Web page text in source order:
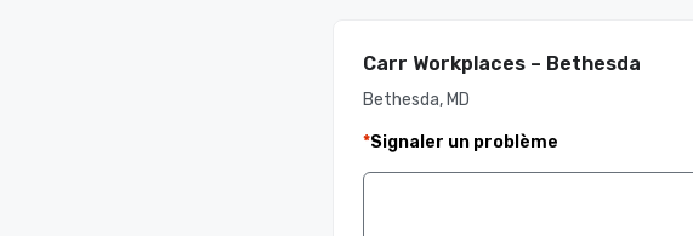
Carr Workplaces – Bethesda
Bethesda, MD
*Signaler un problème